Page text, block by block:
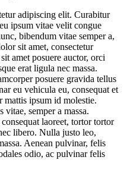
adipiscing elit. Curabitur
ipsum vitae velit congue
bibendum vitae semper a,
sit amet, consectetur
amet posuere auctor, orci
erat ligula nec massa.
posuere gravida tellus
eu vehicula eu, consequat et
mattis ipsum id molestie.
semper a massa.
laoreet, tortor tortor
libero. Nulla justo leo,
Aenean pulvinar, felis
odio, ac pulvinar felis